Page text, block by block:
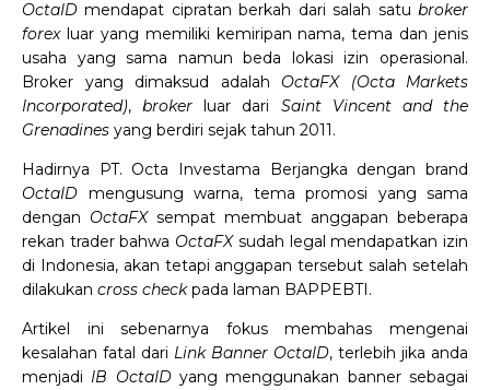
OctaID mendapat cipratan berkah dari salah satu broker
forexluar yang memiliki kemiripan nama, tema dan jenis
usaha yang sama namun beda lokasi izin operasional.
Broker yang dimaksud adalah OctaFX (Octa Markets
Incorporated),broker luar dari Saint Vincent and the
Grenadines yang berdiri sejak tahun 2011.
Hadirnya PT. Octa Investama Berjangka dengan brand
OctaID mengusung warna, tema promosi yang sama
dengan OctaFXsempat membuat anggapan beberapa
rekan trader bahwa OctaFXsudah legal mendapatkan izin
di Indonesia, akan tetapi anggapan tersebut salah setelah
dilakukan cross checkpada laman BAPPEBTI.
Artikel ini sebenarnya fokus membahas mengenai
kesalahan fatal dari Link Banner OctaID, terlebih jika anda
menjadi IB OctaIDyang menggunakan banner sebagai